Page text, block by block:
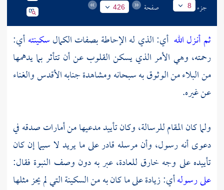
جزء 8 صفحة 426
ثم أنـزل الله أي: الذي له الإحاطة بصفات الكمالسكينتهأي:
رحمته، وهي الأمر الذي يسكن القلوب عن أن تتأثر بما يدهمها
من البلاء من الوثوق به سبحانه ومشاهدة جنابه الأقدس والغناء
عن غيره.
ولما كان المقام للرسالة، وكان تأييد مدعيها من أمارات صدقه في
دعوى أنه رسول، وأن مرسله قادر على ما يريد لا سيما إن كان
تأييده على وجه خارق للعادة، عبر به دون وصف النبوة فقال:
على رسولهأي: زيادة على ما كان به من السكينة التي لم يحز مثلها